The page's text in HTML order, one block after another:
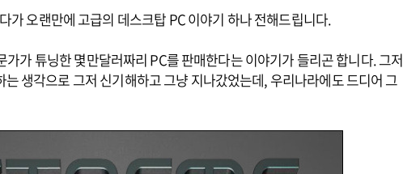
가 오랜만에 고급의 데스크탑 PC 이야기 하나 전해드립니다.
가가 튜닝한 몇만달러짜리 PC를 판매한다는 이야기가 들리곤 합니다. 그저
생각으로 그저 신기해하고 그냥 지나갔었는데, 우리나라에도 드디어 그